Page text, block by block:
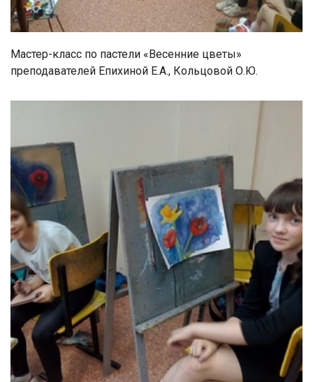
Мастер-класс по пастели «Весенние цветы»
преподавателей Епихиной Е.А., Кольцовой О.Ю.